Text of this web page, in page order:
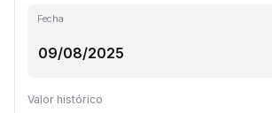
Fecha
Valor histórico